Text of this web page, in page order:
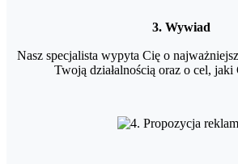
3. Wywiad
Nasz specjalista wypyta Cię o
Twoją działalnością oraz o cel, jaki